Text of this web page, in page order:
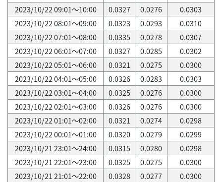
2023/10/22 09:01～10:00
0.0327 0.0276
0.0303
2023/10/22 08:01～09:00
0.0323 0.0293
0.0310
2023/10/22 07:01～08:00
0.0335 0.0278
0.0307
2023/10/22 06:01～07:00
0.0327 0.0285
0.0302
2023/10/22 05:01～06:00
0.0321 0.0275
0.0300
2023/10/22 04:01～05:00
0.0326 0.0283
0.0303
2023/10/22 03:01～04:00
0.0325 0.0276
0.0300
2023/10/22 02:01～03:00
0.0326 0.0276
0.0300
2023/10/22 01:01～02:00
0.0321 0.0274
0.0298
2023/10/22 00:01～01:00
0.0320 0.0279
0.0299
2023/10/21 23:01～24:00
0.0315 0.0280
0.0298
2023/10/21 22:01～23:00
0.0325 0.0275
0.0300
2023/10/21 21:01～22:00
0.0328 0.0277
0.0300